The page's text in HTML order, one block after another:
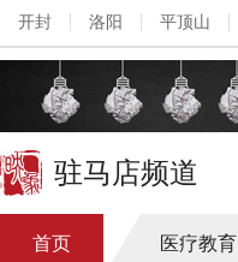
开封 洛阳 平顶山
驻马店频道
首页 医疗教育